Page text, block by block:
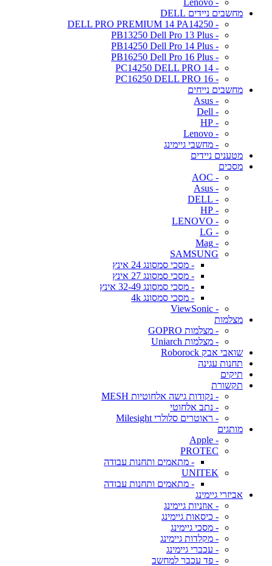
- Lenovo
מחשבים ניידים DELL
- DELL PRO PREMIUM 14 PA14250
- PB13250 Dell Pro 13 Plus
- PB14250 Dell Pro 14 Plus
- PB16250 Dell Pro 16 Plus
- PC14250 DELL PRO 14
- PC16250 DELL PRO 16
מחשבים נייחים
- Asus
- Dell
- HP
- Lenovo
- מחשבי גיימינג
מטענים ניידים
מסכים
- AOC
- Asus
- DELL
- HP
- LENOVO
- LG
- Mag
SAMSUNG
- מסכי סמסונג 24 אינץ
- מסכי סמסונג 27 אינץ
- מסכי סמסונג 32-49 אינץ
- מסכי סמסונג 4k
- ViewSonic
מצלמות
- מצלמות GOPRO
- מצלמות Uniarch
שואבי אבק Roborock
תחנות עגינה
תיקים
תקשורת
- נקודות גישה אלחוטיות MESH
- נתב אלחוטי
- ראוטרים סלולרי Milesight
מותגים
- Apple
PROTEC
- מתאמים ותחנות עבודה
UNITEK
- מתאמים ותחנות עבודה
אביזרי גיימינג
- אוזניות גיימינג
- כיסאות גיימינג
- מסכי גיימינג
- מקלדות גיימינג
- עכברי גיימינג
- פד עכבר למחשב